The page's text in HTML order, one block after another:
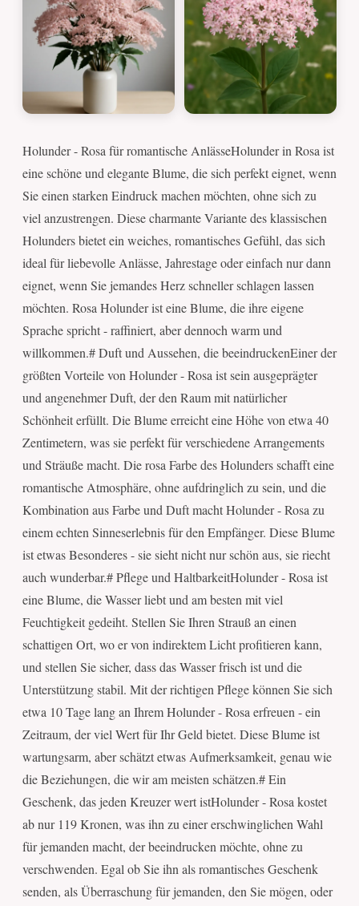
Holunder - Rosa für romantische AnlässeHolunder in Rosa ist
eine schöne und elegante Blume, die sich perfekt eignet, wenn
Sie einen starken Eindruck machen möchten, ohne sich zu
viel anzustrengen. Diese charmante Variante des klassischen
Holunders bietet ein weiches, romantisches Gefühl, das sich
ideal für liebevolle Anlässe, Jahrestage oder einfach nur dann
eignet, wenn Sie jemandes Herz schneller schlagen lassen
möchten. Rosa Holunder ist eine Blume, die ihre eigene
Sprache spricht - raffiniert, aber dennoch warm und
willkommen.# Duft und Aussehen, die beeindruckenEiner der
größten Vorteile von Holunder - Rosa ist sein ausgeprägter
und angenehmer Duft, der den Raum mit natürlicher
Schönheit erfüllt. Die Blume erreicht eine Höhe von etwa 40
Zentimetern, was sie perfekt für verschiedene Arrangements
und Sträuße macht. Die rosa Farbe des Holunders schafft eine
romantische Atmosphäre, ohne aufdringlich zu sein, und die
Kombination aus Farbe und Duft macht Holunder - Rosa zu
einem echten Sinneserlebnis für den Empfänger. Diese Blume
ist etwas Besonderes - sie sieht nicht nur schön aus, sie riecht
auch wunderbar.# Pflege und HaltbarkeitHolunder - Rosa ist
eine Blume, die Wasser liebt und am besten mit viel
Feuchtigkeit gedeiht. Stellen Sie Ihren Strauß an einen
schattigen Ort, wo er von indirektem Licht profitieren kann,
und stellen Sie sicher, dass das Wasser frisch ist und die
Unterstützung stabil. Mit der richtigen Pflege können Sie sich
etwa 10 Tage lang an Ihrem Holunder - Rosa erfreuen - ein
Zeitraum, der viel Wert für Ihr Geld bietet. Diese Blume ist
wartungsarm, aber schätzt etwas Aufmerksamkeit, genau wie
die Beziehungen, die wir am meisten schätzen.# Ein
Geschenk, das jeden Kreuzer wert istHolunder - Rosa kostet
ab nur 119 Kronen, was ihn zu einer erschwinglichen Wahl
für jemanden macht, der beeindrucken möchte, ohne zu
verschwenden. Egal ob Sie ihn als romantisches Geschenk
senden, als Überraschung für jemanden, den Sie mögen, oder